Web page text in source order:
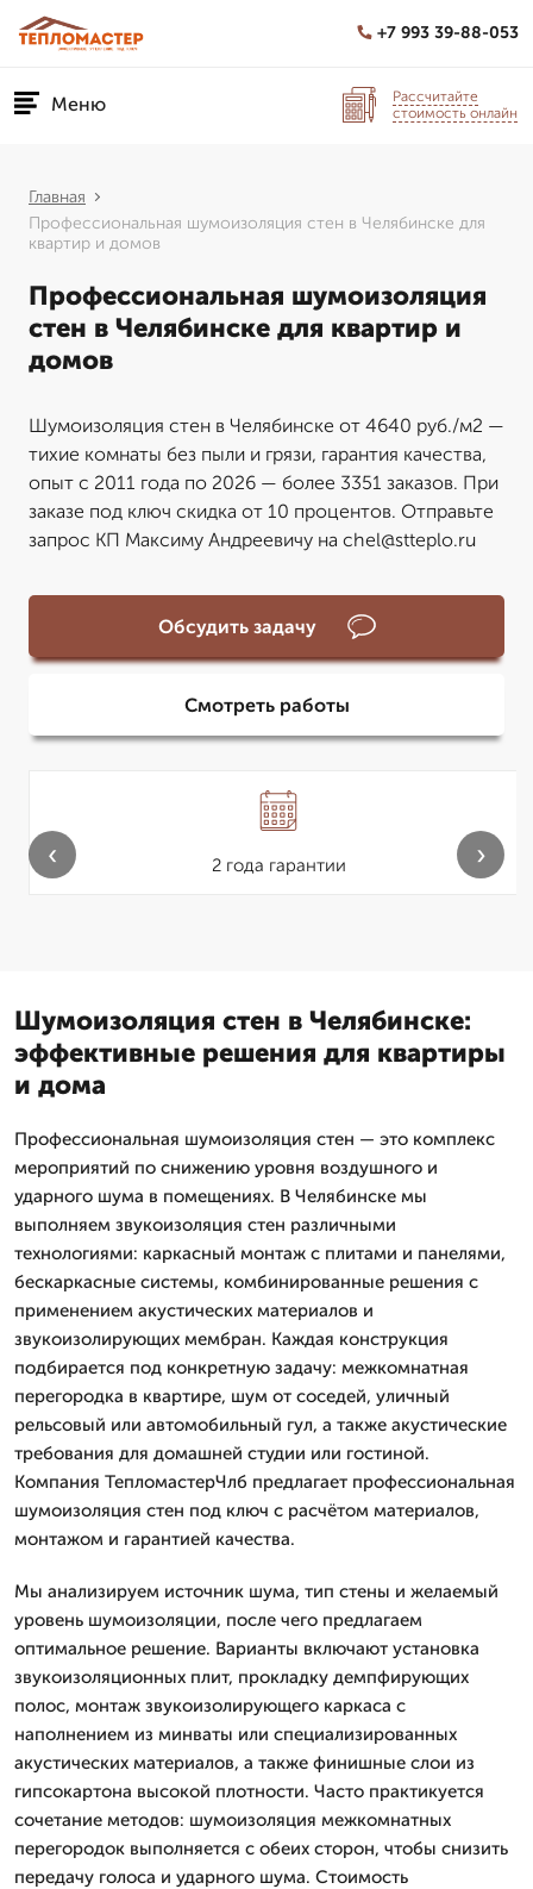
+7 993 39-88-053
Меню
Рассчитайте
стоимость онлайн
Главная
Профессиональная шумоизоляция стен в Челябинске для
квартир и домов
Профессиональная шумоизоляция
стен в Челябинске для квартир и
домов
Шумоизоляция стен в Челябинске от 4640 руб./м2 —
тихие комнаты без пыли и грязи, гарантия качества,
опыт с 2011 года по 2026 — более 3351 заказов. При
заказе под ключ скидка от 10 процентов. Отправьте
запрос КП Максиму Андреевичу на chel@stteplo.ru
Обсудить задачу
Смотреть работы
2 года гарантии
‹ ›
Шумоизоляция стен в Челябинске:
эффективные решения для квартиры
и дома
Профессиональная шумоизоляция стен — это комплекс
мероприятий по снижению уровня воздушного и
ударного шума в помещениях. В Челябинске мы
выполняем звукоизоляция стен различными
технологиями: каркасный монтаж с плитами и панелями,
бескаркасные системы, комбинированные решения с
применением акустических материалов и
звукоизолирующих мембран. Каждая конструкция
подбирается под конкретную задачу: межкомнатная
перегородка в квартире, шум от соседей, уличный
рельсовый или автомобильный гул, а также акустические
требования для домашней студии или гостиной.
Компания ТепломастерЧлб предлагает профессиональная
шумоизоляция стен под ключ с расчётом материалов,
монтажом и гарантией качества.
Мы анализируем источник шума, тип стены и желаемый
уровень шумоизоляции, после чего предлагаем
оптимальное решение. Варианты включают установка
звукоизоляционных плит, прокладку демпфирующих
полос, монтаж звукоизолирующего каркаса с
наполнением из минваты или специализированных
акустических материалов, а также финишные слои из
гипсокартона высокой плотности. Часто практикуется
сочетание методов: шумоизоляция межкомнатных
перегородок выполняется с обеих сторон, чтобы снизить
передачу голоса и ударного шума. Стоимость